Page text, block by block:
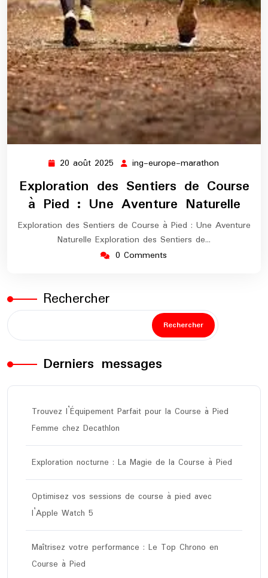
20 août 2025 20
août
2025
ing-europe-marathon
marathon
Exploration des Sentiers de Course
à Pied : Une Aventure Naturelle
Exploration des Sentiers de Course à Pied : Une Aventure
Naturelle Exploration des Sentiers de…
0 Comments
Rechercher
Rechercher
Derniers messages
Trouvez l’Équipement Parfait pour la Course à Pied
Femme chez Decathlon
Exploration nocturne : La Magie de la Course à Pied
Optimisez vos sessions de course à pied avec
l’Apple Watch 5
Maîtrisez votre performance : Le Top Chrono en
Course à Pied